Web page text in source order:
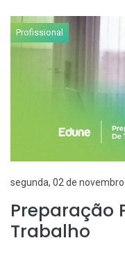
Profissional
segunda, 02 de
Preparação
Trabalho